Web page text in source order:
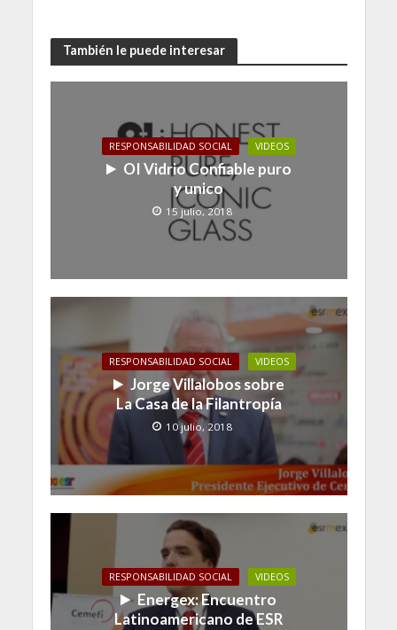
También le puede interesar
RESPONSABILIDAD SOCIAL VIDEOS
OI Vidrio Confiable puro
y unico
15 julio, 2018
RESPONSABILIDAD SOCIAL VIDEOS
Jorge Villalobos sobre
La Casa de la Filantropía
10 julio, 2018
RESPONSABILIDAD SOCIAL VIDEOS
Energex: Encuentro
Latinoamericano de ESR